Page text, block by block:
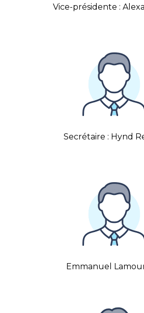
Vice-présidente :
Secrétaire : Hynd
Emmanuel